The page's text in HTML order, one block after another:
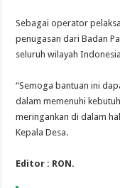
Sebagai operator
penugasan dari Badan
seluruh wilayah
“Semoga bantuan ini
dalam memenuhi
meringankan di dalam
Kepala Desa.
Editor : RON.